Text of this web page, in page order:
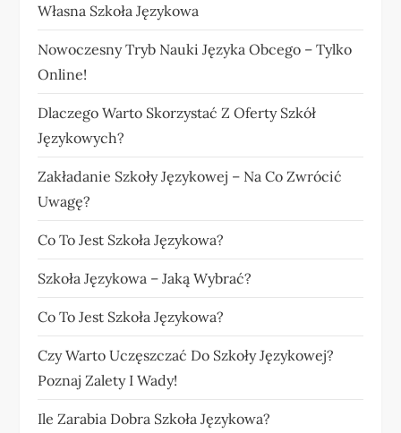
Własna Szkoła Językowa
Nowoczesny Tryb Nauki Języka Obcego – Tylko
Online!
Dlaczego Warto Skorzystać Z Oferty Szkół
Językowych?
Zakładanie Szkoły Językowej – Na Co Zwrócić
Uwagę?
Co To Jest Szkoła Językowa?
Szkoła Językowa – Jaką Wybrać?
Co To Jest Szkoła Językowa?
Czy Warto Uczęszczać Do Szkoły Językowej?
Poznaj Zalety I Wady!
Ile Zarabia Dobra Szkoła Językowa?